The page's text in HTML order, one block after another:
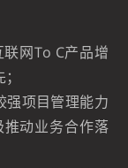
网To C产品增
强项目管理能力
动业务合作落